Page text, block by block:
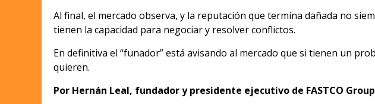
Al final, el mercado observa, y la reputación que termina dañada no
tienen la capacidad para negociar y resolver conflictos.
En definitiva el “funador” está avisando al mercado que si tienen un
quieren.
Por Hernán Leal, fundador y presidente ejecutivo de FASTCO Group